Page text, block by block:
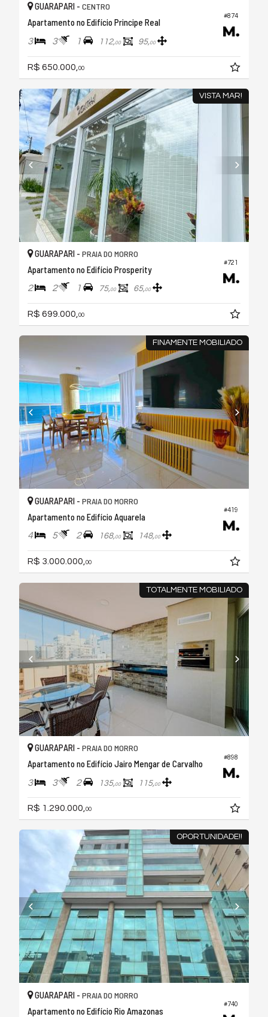
#874
GUARAPARI - CENTRO
Apartamento no Edifício Principe Real
3 3 1 112,00 95,00
R$ 650.000, 00
VISTA MAR!
#721
GUARAPARI - PRAIA DO MORRO
Apartamento no Edifício Prosperity
2 2 1 75,00 65,00
R$ 699.000, 00
FINAMENTE MOBILIADO
#419
GUARAPARI - PRAIA DO MORRO
Apartamento no Edifício Aquarela
4 5 2 168,00 148,00
R$ 3.000.000, 00
TOTALMENTE MOBILIADO
#898
GUARAPARI - PRAIA DO MORRO
Apartamento no Edifício Jairo Mengar de Carvalho
3 3 2 135,00 115,00
R$ 1.290.000,00
OPORTUNIDADE!!
#740
GUARAPARI - PRAIA DO MORRO
Apartamento no Edifício Rio Amazonas